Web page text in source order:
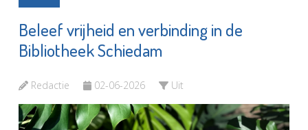
Beleef vrijheid en verbinding in de
Bibliotheek Schiedam
Redactie 02-06-2026 Uit